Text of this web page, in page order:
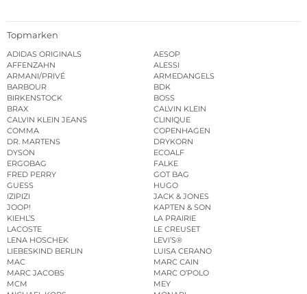
Topmarken
ADIDAS ORIGINALS
AESOP
AFFENZAHN
ALESSI
ARMANI/PRIVÉ
ARMEDANGELS
BARBOUR
BDK
BIRKENSTOCK
BOSS
BRAX
CALVIN KLEIN
CALVIN KLEIN JEANS
CLINIQUE
COMMA
COPENHAGEN
DR. MARTENS
DRYKORN
DYSON
ECOALF
ERGOBAG
FALKE
FRED PERRY
GOT BAG
GUESS
HUGO
IZIPIZI
JACK & JONES
JOOP!
KAPTEN & SON
KIEHL’S
LA PRAIRIE
LACOSTE
LE CREUSET
LENA HOSCHEK
LEVI’S®
LIEBESKIND BERLIN
LUISA CERANO
MAC
MARC CAIN
MARC JACOBS
MARC O’POLO
MCM
MEY